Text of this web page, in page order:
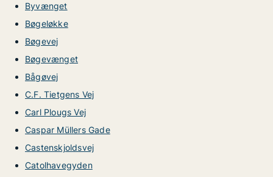
Byvænget
Bøgeløkke
Bøgevej
Bøgevænget
Bågøvej
C.F. Tietgens Vej
Carl Plougs Vej
Caspar Müllers Gade
Castenskjoldsvej
Catolhavegyden